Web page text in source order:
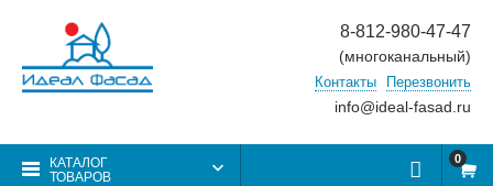
8-812-980-47-47
(многоканальный)
Контакты Перезвонить
info@ideal-fasad.ru
КАТАЛОГ
ТОВАРОВ
0